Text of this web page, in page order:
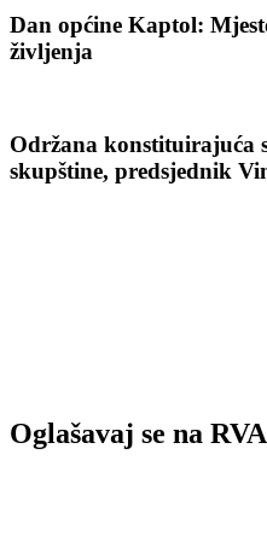
Dan općine Kaptol:
življenja
Održana konstituirajuća
skupštine, predsjednik
Oglašavaj se na